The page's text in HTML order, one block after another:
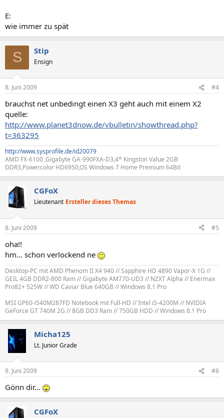
E:
wie immer zu spät
S Stip
Ensign
8. Juni 2009 #4
brauchst net unbedingt einen X3 geht auch mit einem X2
quelle:
http://www.planet3dnow.de/vbulletin/showthread.php?
t=363295
http://www.sysprofile.de/id20079
AMD FX-6100 ,Gigabyte GA-990FXA-D3,4* Kingston Value 2GB
DDR3,Powercolor HD6950,OS Windows 7 Home Premium 64Bit
CGFoX
Lieutenant Ersteller dieses Themas
8. Juni 2009 #5
oha!!
hm... schon verlockend ne
Desktop-PC mit AMD Phenom II X4 940 // Sapphire HD 4890 Vapor-X 1G //
GEIL 4GB DDR2-800 Ram // Gigabyte AM770-UD3 // NZXT Alpha // Enermax
Pro82+ 525W // WD Caviar Blue 640GB // Windows 8.1 Pro
MSI GP60-i540M287FD Notebook mit Full-HD // Intel i5-4200M // NVIDIA
GeForce GT 740M 2G // 8GB DD3 Ram // 750GB HDD // Windows 8.1 Pro
Micha125
Lt. Junior Grade
9. Juni 2009 #6
Gönn dir...
CGFoX